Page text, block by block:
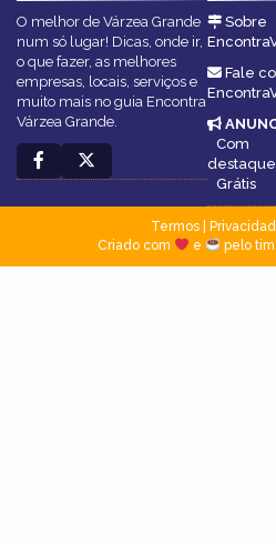
O melhor de Várzea Grande
num só lugar! Dicas, onde ir,
o que fazer, as melhores
empresas, locais, serviços e
muito mais no guia Encontra
Várzea Grande.
Sobre
Fale
Com
destaque
Grátis
Termos|
Criado com
e pelo